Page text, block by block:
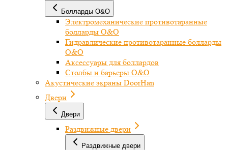
Болларды O&O
Электромеханические противотаранные
болларды O&O
Гидравлические противотаранные болларды
O&O
Аксессуары для боллардов
Столбы и барьеры O&O
Акустические экраны DoorHan
Двери
Двери
Раздвижные двери
Раздвижные двери